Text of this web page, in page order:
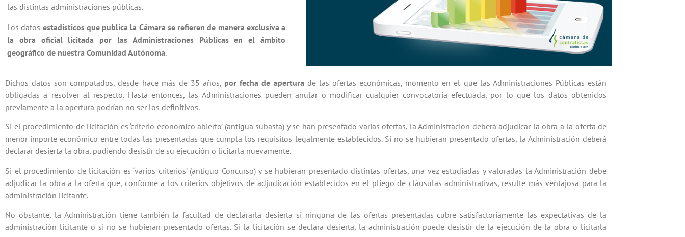
las distintas administraciones públicas.
Los datos estadísticos que publica la Cámara se refieren de manera exclusiva a
la obra oficial licitada por las Administraciones Públicas en el ámbito
geográfico de nuestra Comunidad Autónoma.
Dichos datos son computados, desde hace más de 35 años, por fecha de apertura de las ofertas económicas, momento en el que las Administraciones Públicas están
obligadas a resolver al respecto. Hasta entonces, las Administraciones pueden anular o modificar cualquier convocatoria efectuada, por lo que los datos obtenidos
previamente a la apertura podrían no ser los definitivos.
Si el procedimiento de licitación es ‘criterio económico abierto’ (antigua subasta) y se han presentado varias ofertas, la Administración deberá adjudicar la obra a la oferta de
menor importe económico entre todas las presentadas que cumpla los requisitos legalmente establecidos. Si no se hubieran presentado ofertas, la Administración deberá
declarar desierta la obra, pudiendo desistir de su ejecución o licitarla nuevamente.
Si el procedimiento de licitación es ‘varios criterios’ (antiguo Concurso) y se hubieran presentado distintas ofertas, una vez estudiadas y valoradas la Administración debe
adjudicar la obra a la oferta que, conforme a los criterios objetivos de adjudicación establecidos en el pliego de cláusulas administrativas, resulte más ventajosa para la
administración licitante.
No obstante, la Administración tiene también la facultad de declararla desierta si ninguna de las ofertas presentadas cubre satisfactoriamente las expectativas de la
administración licitante o si no se hubieran presentado ofertas. Si la licitación se declara desierta, la administración puede desistir de la ejecución de la obra o licitarla